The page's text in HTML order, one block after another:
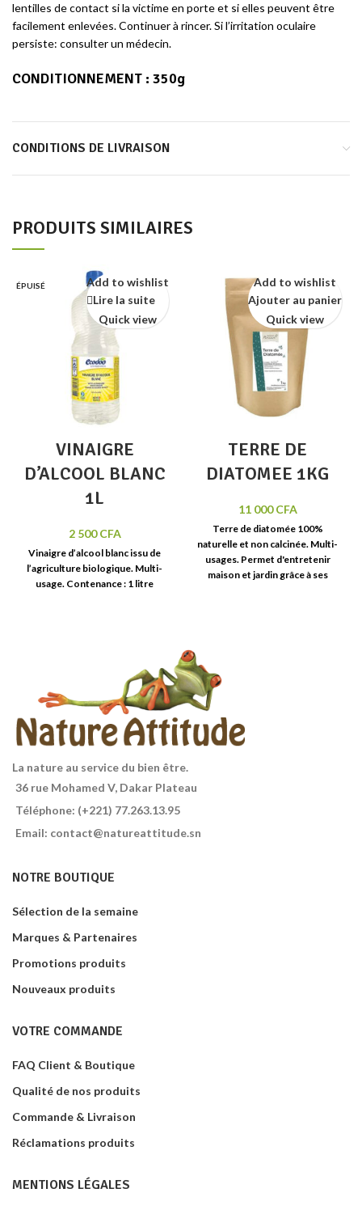
lentilles de contact si la victime en porte et si elles peuvent être
facilement enlevées. Continuer à rincer. Si l’irritation oculaire
persiste: consulter un médecin.
CONDITIONNEMENT : 350g
CONDITIONS DE LIVRAISON
PRODUITS SIMILAIRES
ÉPUISÉ
VINAIGRE
D’ALCOOL BLANC
1L
2 500CFA
Vinaigre d’alcool blanc issu de
l’agriculture biologique. Multi-
usage. Contenance : 1 litre
Add to wishlist
Lire la suite
Quick view
TERRE DE
DIATOMEE 1KG
11 000CFA
Terre de diatomée 100%
naturelle et non calcinée. Multi-
usages. Permet d'entretenir
maison et jardin grâce à ses
Add to wishlist
Ajouter au panier
Quick view
La nature au service du bien être.
36 rue Mohamed V, Dakar Plateau
Téléphone: (+221) 77.263.13.95
Email: contact@natureattitude.sn
NOTRE BOUTIQUE
Sélection de la semaine
Marques & Partenaires
Promotions produits
Nouveaux produits
VOTRE COMMANDE
FAQ Client & Boutique
Qualité de nos produits
Commande & Livraison
Réclamations produits
MENTIONS LÉGALES